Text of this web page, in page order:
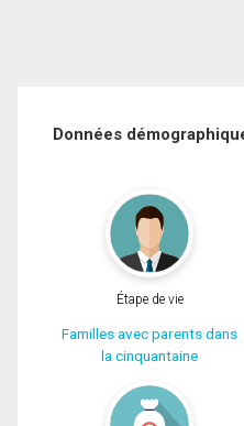
Données
Étape de vie
Familles avec parents dans
la cinquantaine